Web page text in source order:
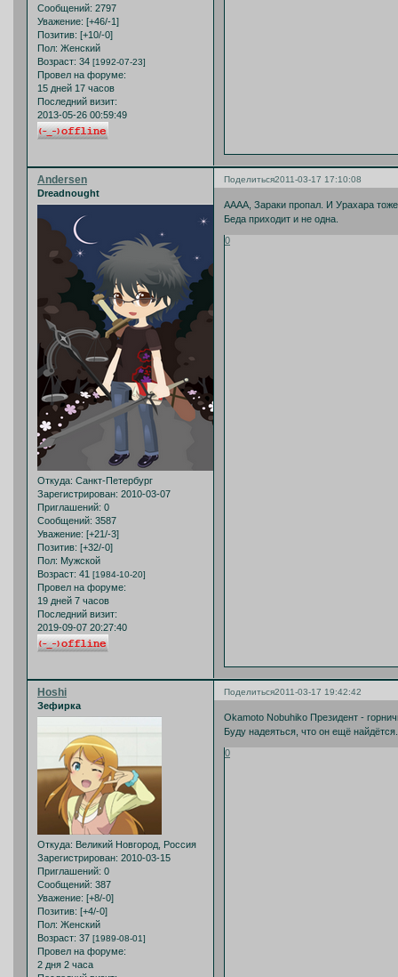
Сообщений: 2797
Уважение: [+46/-1]
Позитив: [+10/-0]
Пол: Женский
Возраст: 34 [1992-07-23]
Провел на форуме:
15 дней 17 часов
Последний визит:
2013-05-26 00:59:49
Поделиться2011-03-17 17:10:08
Andersen
Dreadnought
Откуда: Санкт-Петербург
Зарегистрирован: 2010-03-07
Приглашений: 0
Сообщений: 3587
Уважение: [+21/-3]
Позитив: [+32/-0]
Пол: Мужской
Возраст: 41 [1984-10-20]
Провел на форуме:
19 дней 7 часов
Последний визит:
2019-09-07 20:27:40
АААА, Зараки пропал. И Урахара
Беда приходит и не одна.
0
Поделиться2011-03-17 19:42:42
Hoshi
Зефирка
Откуда: Великий Новгород, Россия
Зарегистрирован: 2010-03-15
Приглашений: 0
Сообщений: 387
Уважение: [+8/-0]
Позитив: [+4/-0]
Пол: Женский
Возраст: 37 [1989-08-01]
Провел на форуме:
2 дня 2 часа
Okamoto Nobuhiko Президент -
Буду надеяться, что он ещё
0